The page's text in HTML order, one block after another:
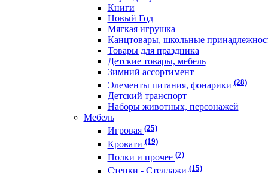
Книги
Новый Год
Мягкая игрушка
Канцтовары, школьные
Товары для праздника
Детские товары, мебель
Зимний ассортимент
Элементы питания, фонарики(28)
Детский транспорт
Наборы животных, персонажей
Мебель
Игровая(25)
Кровати(19)
Полки и прочее(7)
Стенки - Стеллажи(15)